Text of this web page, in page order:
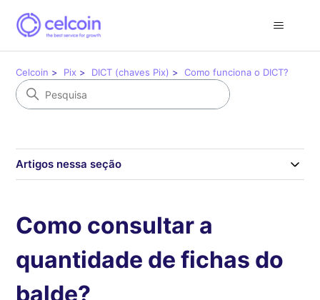
Celcoin Pix DICT (chaves Pix) Como funciona o DICT?
Artigos nessa seção
Como consultar a
quantidade de fichas do
balde?